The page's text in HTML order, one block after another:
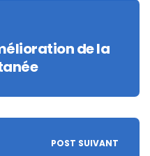
de la
POST SUIVANT